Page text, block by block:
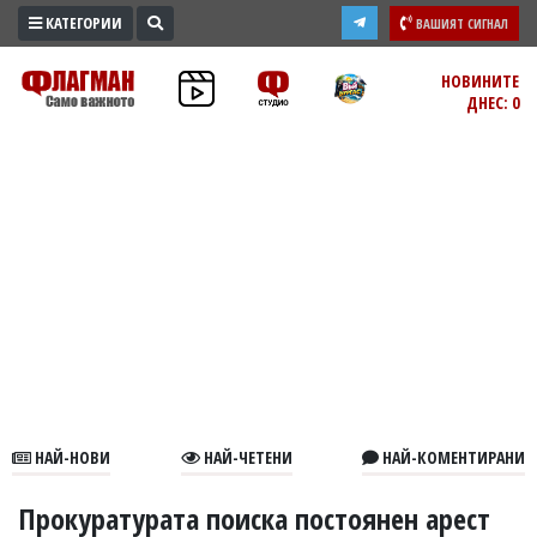
ПРОМО
ЗОНА
В
КАТЕГОРИИ ВАШИЯТ СИГНАЛ
НОВИНИТЕ
ДНЕС: 0
НАЙ-НОВИ НАЙ-ЧЕТЕНИ НАЙ-КОМЕНТИРАНИ
Прокуратурата поиска постоянен арест